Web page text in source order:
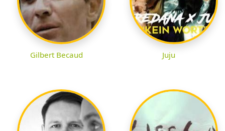
Gilbert Becaud Juju